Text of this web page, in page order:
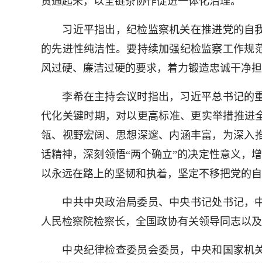
习近平指出，纪检监察机关在推进党的自
的先进性纯洁性。要持续加强纪检监察工作
风过硬、廉洁过硬的要求，着力锻造忠诚干净
李希在主持会议时指出，习近平总书记的
代化关键时期，对以更高标准、更实举措推进
瓴、视野宏阔、思想深邃、内涵丰富，为深
话精神，深刻领悟“两个确立”的决定性意义，
以永远在路上的坚韧和执着，坚定不移把党的
中共中央政治局委员、中央书记处书记，
人民检察院检察长，全国政协有关领导同志以
中央纪律检查委员会委员，中央和国家机